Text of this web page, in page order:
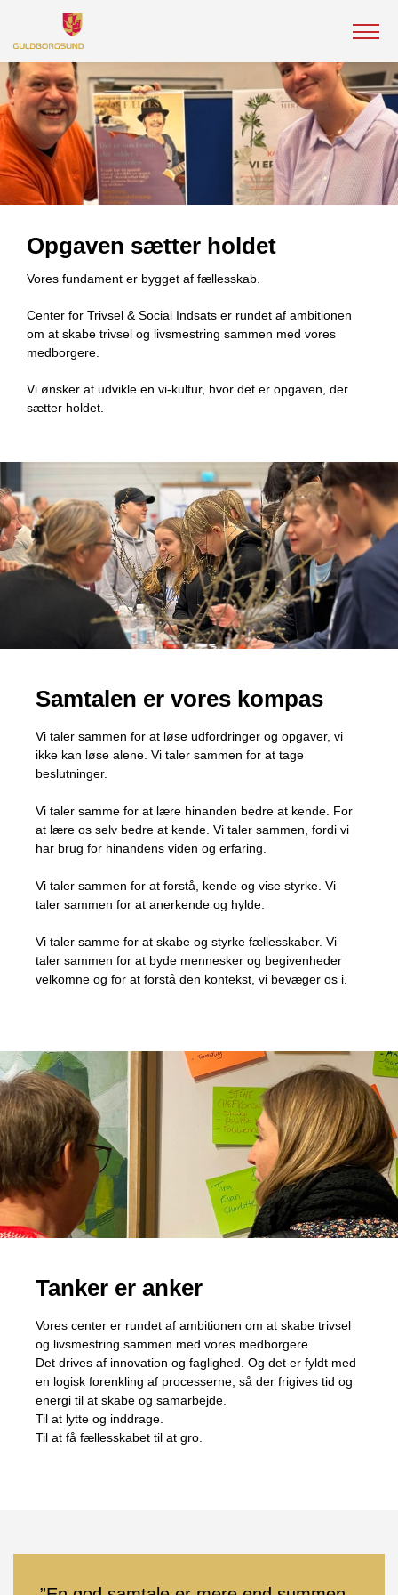
Opgaven sætter holdet
Vores fundament er bygget af fællesskab.
Center for Trivsel & Social Indsats er rundet af ambitionen
om at skabe trivsel og livsmestring sammen med vores
medborgere.
Vi ønsker at udvikle en vi-kultur, hvor det er opgaven, der
sætter holdet.
Samtalen er vores kompas
Vi taler sammen for at løse udfordringer og opgaver, vi
ikke kan løse alene. Vi taler sammen for at tage
beslutninger.
Vi taler samme for at lære hinanden bedre at kende. For
at lære os selv bedre at kende. Vi taler sammen, fordi vi
har brug for hinandens viden og erfaring.
Vi taler sammen for at forstå, kende og vise styrke. Vi
taler sammen for at anerkende og hylde.
Vi taler samme for at skabe og styrke fællesskaber. Vi
taler sammen for at byde mennesker og begivenheder
velkomne og for at forstå den kontekst, vi bevæger os i.
Tanker er anker
Vores center er rundet af ambitionen om at skabe trivsel
og livsmestring sammen med vores medborgere.
Det drives af innovation og faglighed. Og det er fyldt med
en logisk forenkling af processerne, så der frigives tid og
energi til at skabe og samarbejde.
Til at lytte og inddrage.
Til at få fællesskabet til at gro.